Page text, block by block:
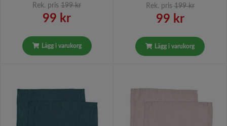
i 2-pack i färg ombre blue,
blå. 35 45 cm.
Rek. pris 199 kr
99 kr
Lägg i varukorg
i 2-pack i färgen withered
rose, rosa. 35 x 45 cm.
Rek. pris 199 kr
99 kr
Lägg i varukorg